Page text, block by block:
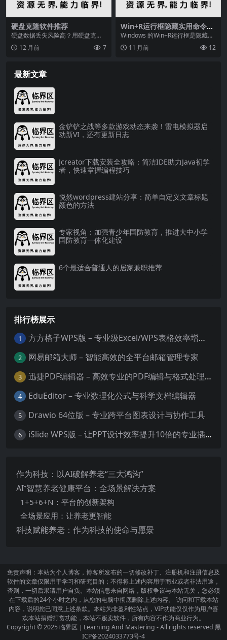
硬盘克隆软件推荐
硬盘数据丢失风险高？用硬盘克隆
备份数据，推荐奇客分区大师、Acr
onis Cyb...
12 月前 7
Win+R运行框隐藏实用命令大
全，新手速来提升操作效率
Windows 的Win+R运行框是隐藏的
“效率神器”—— 输入简单命令，就
能...11 月前 12
最新文章
金铲铲之战等多款游戏动态来袭！雷电模拟器启
动新VI，还有更新日志
Jcreator下载安装全攻略：简洁IDE助力Java初学
者，快速掌握编程技巧
悦然wordpress建站分享：简单自定义文章标题
颜色的方法
专家视角：加强青少年国防教育，推进大中小学
国防教育一体化建设
6个最适合普通人的居家兼职推荐
排行榜展示
1 方方格子WPS版 – 专业级Excel/WPS表格效率增强插件
2 网易邮箱大师 – 智能高效的全平台邮箱管理专家
3 迅捷PDF编辑器 – 高效专业的PDF编辑与格式处理工具
4 EduEditor – 专业数理化公式与科学文档编辑器
5 Drawio 64位版 – 专业跨平台图表设计与协作工具
6 iSlide WPS版 – 让PPT设计效率提升10倍的专业插件
作为科技：以AI破解养老“三大鸿沟”
AI⁺智慧养老健康平台：全场景解决方案
1+5+6+N：平台的创新架构
全场景应用：让养老更智能
科技赋能养老：作为科技的使命与愿景
免责声明：本站为个人博客，博客所发布的一切修改补丁、注册机和注册信息及
软件的文章仅限用于学习和研究目的；不得将上述内容用于商业或者非法用途，
否则，一切后果请用户自负。本站信息来自网络，版权争议与本站无关，您必须
在下载后的24个小时之内，从您的电脑中彻底删除上述内容。 访问和下载本站
内容，说明您已同意上述条款。本站为非盈利性站点，VIP功能仅仅作为用户喜
欢本站捐赠打赏功能，本站不贩卖软件，所有内容不作为商业行为。
Copyright © 2025临界区｜Learning And Mastering - All rights reserved 黑
ICP备2024033773号-4